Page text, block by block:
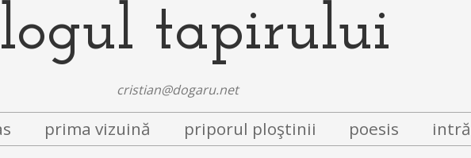
tapirului
cristian@dogaru.net
prima vizuină priporul ploştinii poesis intră